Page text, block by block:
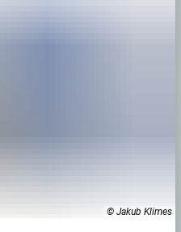
© Jakub Klimes